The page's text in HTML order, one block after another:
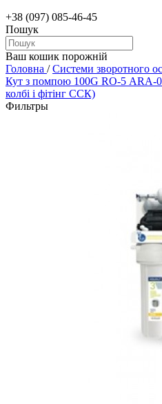
+38 (097) 085-46-45
Пошук
Ваш кошик порожній
Головна /Системи зворотного
Кут з помпою 100G RO-5 АRА-
колбі і фітінг ССК)
Фильтры